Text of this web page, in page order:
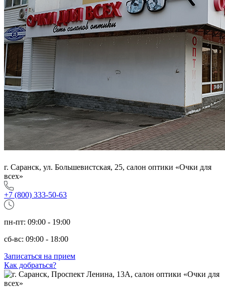
г. Саранск, ул. Большевистская, 25, салон оптики «Очки для
всех»
+7 (800) 333-50-63
пн-пт: 09:00 - 19:00
сб-вс: 09:00 - 18:00
Записаться на прием
Как добраться?